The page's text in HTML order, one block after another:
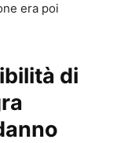
editabile e
adattamento al
e di
il fascicolo e
mantenere
era poi
di